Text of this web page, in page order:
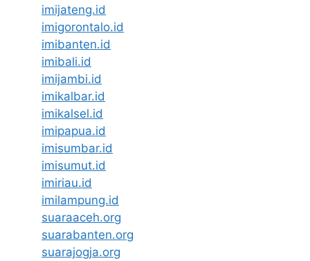
imijateng.id
imigorontalo.id
imibanten.id
imibali.id
imijambi.id
imikalbar.id
imikalsel.id
imipapua.id
imisumbar.id
imisumut.id
imiriau.id
imilampung.id
suaraaceh.org
suarabanten.org
suarajogja.org